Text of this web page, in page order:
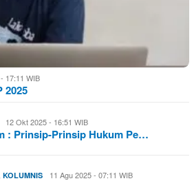
17:11 WIB
2025
12 Okt 2025 - 16:51 WIB
: Prinsip-Prinsip Hukum Pe…
KOLUMNIS 11 Agu 2025 - 07:11 WIB